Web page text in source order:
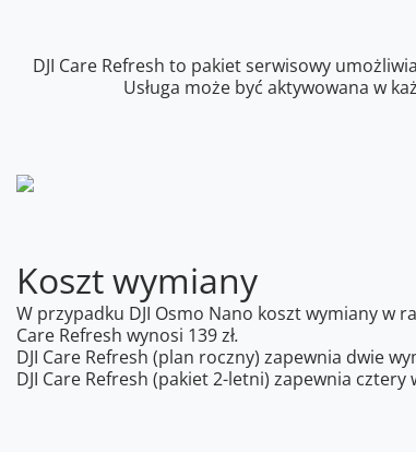
DJI Care Refresh to pakiet serwisowy
Usługa może być aktywowana w
Koszt wymiany
W przypadku DJI Osmo Nano koszt wymiany w
Care Refresh wynosi 139 zł.
DJI Care Refresh (plan roczny) zapewnia dwie
DJI Care Refresh (pakiet 2-letni) zapewnia cztery